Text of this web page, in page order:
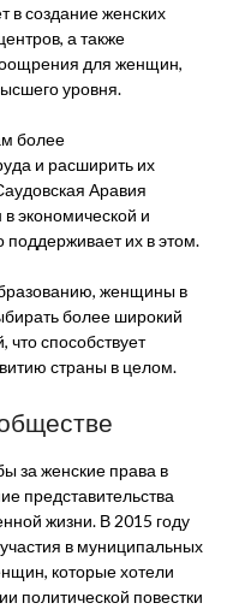
в создание женских
а также
для женщин,
уровня.
более
и расширить их
Аравия
экономической и
поддерживает их в этом.
женщины в
более широкий
способствует
страны в целом.
за женские права в
представительства
жизни. В 2015 году
в муниципальных
которые хотели
политической повестки